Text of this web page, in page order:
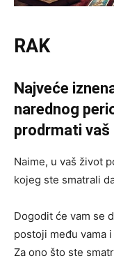
RAK
Najveće
narednog
prodrmati vaš
Naime, u vaš život
kojeg ste smatrali
Dogodit će vam se
postoji među vama
Za ono što ste